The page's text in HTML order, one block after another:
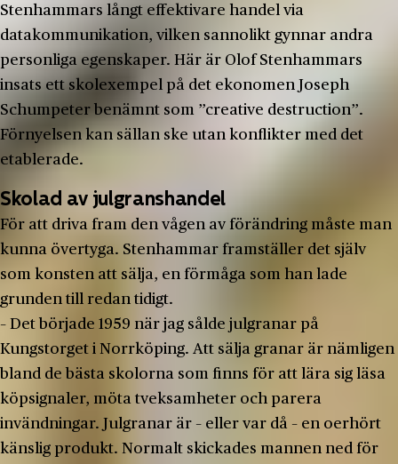
Stenhammars långt effektivare handel via
datakommunikation, vilken sannolikt gynnar andra
personliga egenskaper. Här är Olof Stenhammars
insats ett skolexempel på det ekonomen Joseph
Schumpeter benämnt som ”creative destruction”.
Förnyelsen kan sällan ske utan konflikter med det
etablerade.
Skolad av julgranshandel
För att driva fram den vågen av förändring måste man
kunna övertyga. Stenhammar framställer det själv
som konsten att sälja, en förmåga som han lade
grunden till redan tidigt.
– Det började 1959 när jag sålde julgranar på
Kungstorget i Norrköping. Att sälja granar är nämligen
bland de bästa skolorna som finns för att lära sig läsa
köpsignaler, möta tveksamheter och parera
invändningar. Julgranar är – eller var då – en oerhört
känslig produkt. Normalt skickades mannen ned för